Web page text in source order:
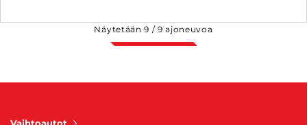
Näytetään9 /9 ajoneuvoa